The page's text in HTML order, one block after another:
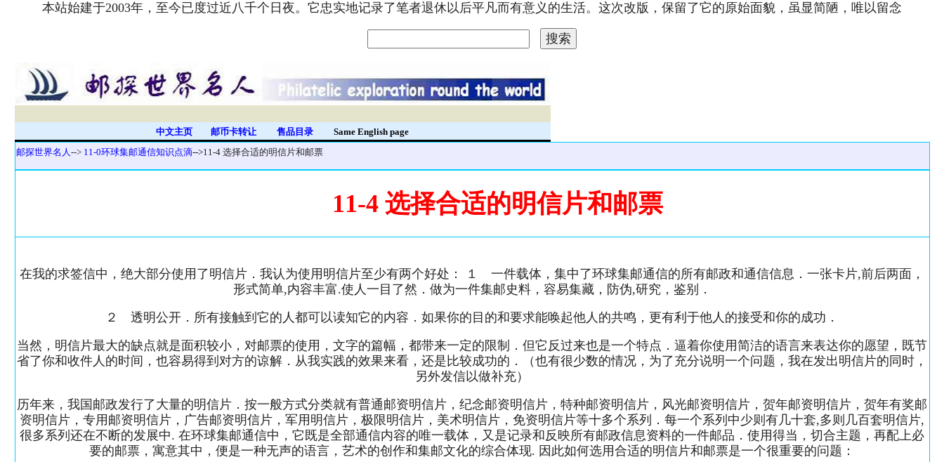
本站始建于2003年，至今已度过近八千个日夜。它忠实地记录了笔者退休以后平凡而有意义的生活。这次改版，保留了它的原始面貌，虽显简陋，唯以留念
中文主页 邮币卡转让 售品目录
Same English page
邮探世界名人--> 11-0环球集邮通信知识点滴-->11-4 选择合适的明信片和邮票
11-4 选择合适的明信片和邮票
在我的求签信中，绝大部分使用了明信片．我认为使用明信片至少有两个好处： １ 一件载体，集中了环球集邮通信的所有邮政和通信信息．一张卡片,前后两面，
形式简单,内容丰富.使人一目了然．做为一件集邮史料，容易集藏，防伪,研究，鉴别．
２ 透明公开．所有接触到它的人都可以读知它的内容．如果你的目的和要求能唤起他人的共鸣，更有利于他人的接受和你的成功．
当然，明信片最大的缺点就是面积较小，对邮票的使用，文字的篇幅，都带来一定的限制．但它反过来也是一个特点．逼着你使用简洁的语言来表达你的愿望，既节
省了你和收件人的时间，也容易得到对方的谅解．从我实践的效果来看，还是比较成功的．（也有很少数的情况，为了充分说明一个问题，我在发出明信片的同时，
另外发信以做补充）
历年来，我国邮政发行了大量的明信片．按一般方式分类就有普通邮资明信片，纪念邮资明信片，特种邮资明信片，风光邮资明信片，贺年邮资明信片，贺年有奖邮
资明信片，专用邮资明信片，广告邮资明信片，军用明信片，极限明信片，美术明信片，免资明信片等十多个系列．每一个系列中少则有几十套,多则几百套明信片,
很多系列还在不断的发展中. 在环球集邮通信中，它既是全部通信内容的唯一载体，又是记录和反映所有邮政信息资料的一件邮品．使用得当，切合主题，再配上必
要的邮票，寓意其中，便是一种无声的语言，艺术的创作和集邮文化的综合体现. 因此如何选用合适的明信片和邮票是一个很重要的问题：